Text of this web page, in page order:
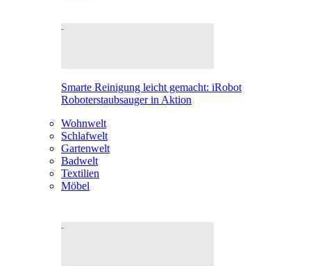
Smarte Reinigung leicht gemacht: iRobot
Roboterstaubsauger in Aktion
Wohnwelt
Schlafwelt
Gartenwelt
Badwelt
Textilien
Möbel